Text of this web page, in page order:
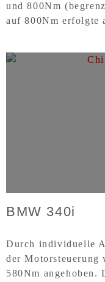
und 800Nm
auf 800Nm erfolgte
BMW 340i
Durch individuelle
der Motorsteuerung
580Nm